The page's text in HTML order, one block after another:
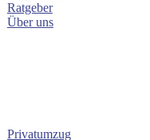
Ratgeber
Über uns
Privatumzug